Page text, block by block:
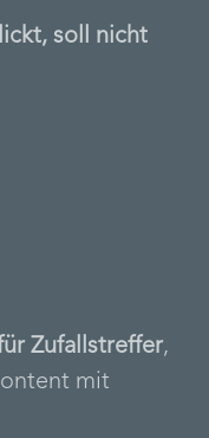
soll nicht
Zufallstreffer,
mit